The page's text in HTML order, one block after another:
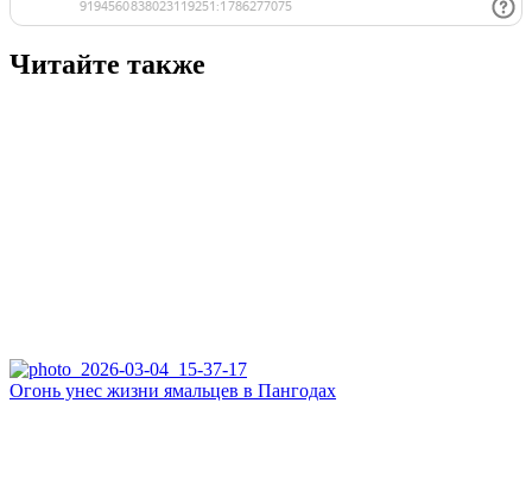
Читайте также
Огонь унес жизни ямальцев в Пангодах